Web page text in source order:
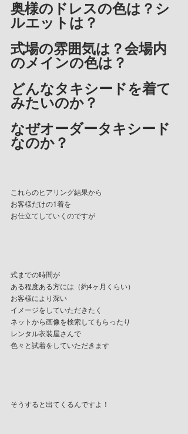
奥様のドレスの色は？シ
ルエットは？
式場の雰囲気は？会場内
のメインの色は？
どんなタキシードを着て
みたいのか？
なぜオーダータキシード
なのか？
これらのヒアリング結果から
お客様だけの1着を
お仕立てしていくのですが
式までの時間が
ある程度ある方には（約4ヶ月くらい）
お客様により深い
イメージをしていただきたく
ネットから画像を検索してもらったり
レンタル衣装屋さんで
色々と試着をしていただきます
そうすると出てくるんですよ！